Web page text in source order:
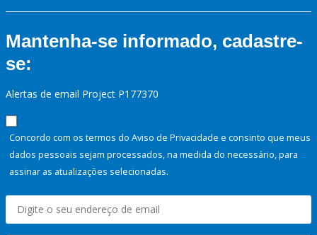
Mantenha-se informado, cadastre-
se:
Alertas de email Project P177370
Concordo com os termos do Aviso de Privacidade e consinto que meus
dados pessoais sejam processados, na medida do necessário, para
assinar as atualizações selecionadas.